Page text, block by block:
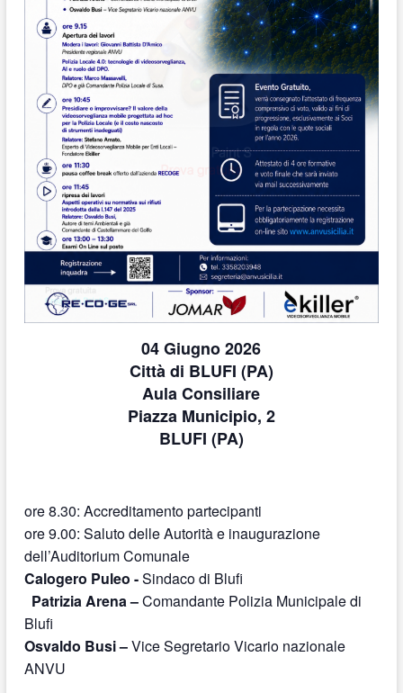
04 Giugno 2026
Città di BLUFI (PA)
Aula Consiliare
Piazza Municipio, 2
BLUFI (PA)
ore 8.30: Accreditamento partecipanti
ore 9.00: Saluto delle Autorità e inaugurazione
dell’Auditorium Comunale
Calogero Puleo -Sindaco di Blufi
Patrizia Arena –Comandante Polizia Municipale di
Blufi
Osvaldo Busi –Vice Segretario Vicario nazionale
ANVU